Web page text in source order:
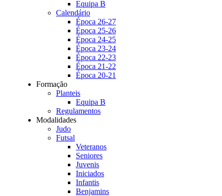
Equipa B
Calendário
Época 26-27
Época 25-26
Época 24-25
Época 23-24
Época 22-23
Época 21-22
Época 20-21
Formação
Planteis
Equipa B
Regulamentos
Modalidades
Judo
Futsal
Veteranos
Seniores
Juvenis
Iniciados
Infantis
Benjamins